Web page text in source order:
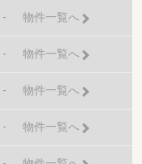
- 物件一覧へ
- 物件一覧へ
- 物件一覧へ
- 物件一覧へ